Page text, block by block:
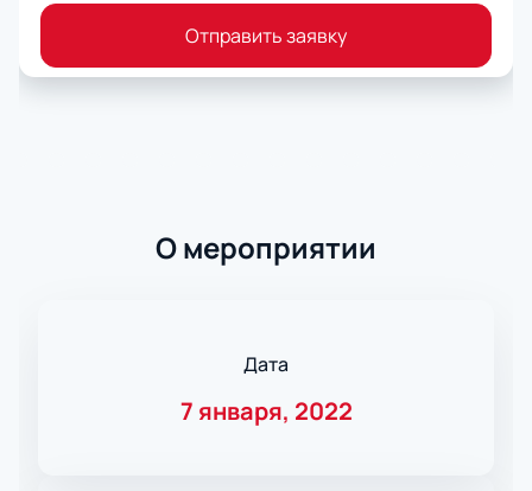
Отправить заявку
О мероприятии
Дата
7 января, 2022